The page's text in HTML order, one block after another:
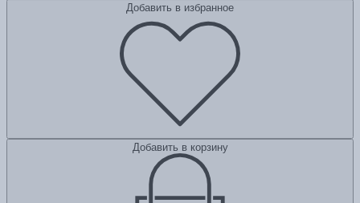
Добавить в избранное
Добавить в корзину